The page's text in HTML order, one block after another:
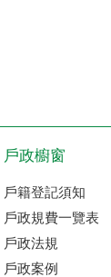
戶政櫥窗
戶籍登記須知
戶政規費一覽表
戶政法規
戶政案例